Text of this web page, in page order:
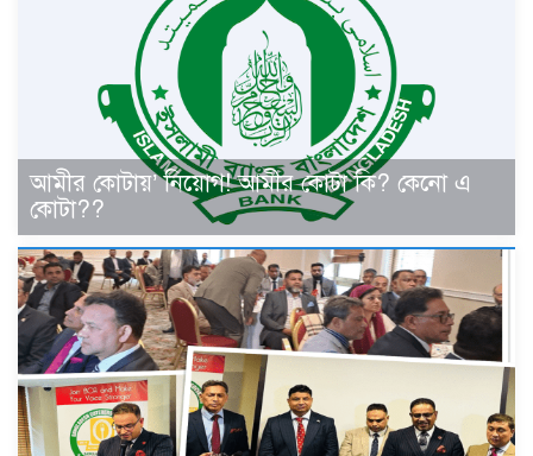
আমীর কোটায়’ নিয়োগ! আমীর কোটা কি? কেনো এ
কোটা??